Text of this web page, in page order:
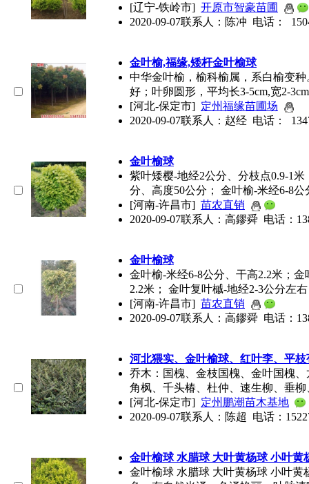
[辽宁-铁岭市] 开原市智豪苗圃
2020-09-07联系人：陈冲 电话：
金叶榆,福缘,矮杆金叶榆球
中华金叶榆，榆科榆属，系白榆变
好；叶卵圆形，平均长3-5cm,宽2-
[河北-保定市] 定州福缘苗圃场
2020-09-07联系人：赵经 电话：
金叶榆球
紫叶矮樱-地经2公分、分枝点0.9-1
分、高度50公分； 金叶榆-米经6-8公
[河南-许昌市] 苗农直销
2020-09-07联系人：高鏐舜 电话：
金叶榆球
金叶榆-米经6-8公分、干高2.2米； 金
2.2米； 金叶复叶槭-地经2-3公分左右
[河南-许昌市] 苗农直销
2020-09-07联系人：高鏐舜 电话：
河北猥实、 金叶榆球、红叶李、平枝
乔木：国槐、金枝国槐、金叶国槐
角枫、千头椿、杜仲、速生柳、垂柳
[河北-保定市] 定州鹏潮苗木基地
2020-09-07联系人：陈超 电话：
金叶榆球水腊球 大叶黄杨球 小叶黄
金叶榆球 水腊球 大叶黄杨球 小叶黄